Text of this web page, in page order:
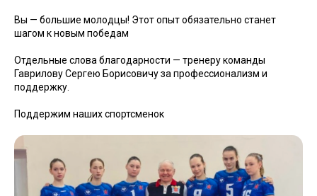
Вы — большие молодцы! Этот опыт обязательно станет
шагом к новым победам
Отдельные слова благодарности — тренеру команды
Гаврилову Сергею Борисовичу за профессионализм и
поддержку.
Поддержим наших спортсменок